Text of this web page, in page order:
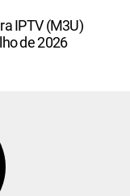
IPTV (M3U)
de 2026